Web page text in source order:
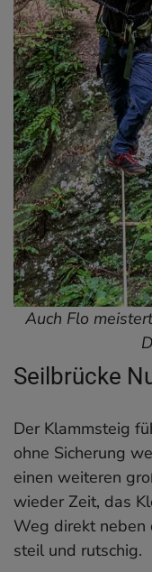
Auch Flo
Seilbrücke
Der Klammsteig
ohne Sicherung
einen weiteren
wieder Zeit, das
Weg direkt neben
steil und rutschig.